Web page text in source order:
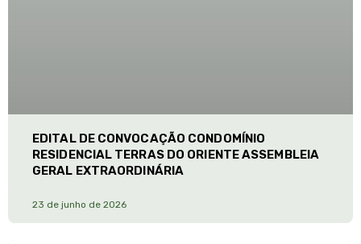
EDITAL DE CONVOCAÇÃO CONDOMÍNIO
RESIDENCIAL TERRAS DO ORIENTE ASSEMBLEIA
GERAL EXTRAORDINÁRIA
23 de junho de 2026